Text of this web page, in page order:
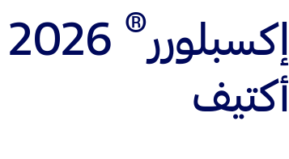
إكسبلورر®
أكتيف